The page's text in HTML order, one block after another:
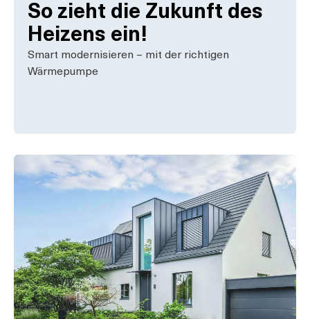
So zieht die Zukunft des
Heizens ein!
Smart modernisieren – mit der richtigen
Wärmepumpe